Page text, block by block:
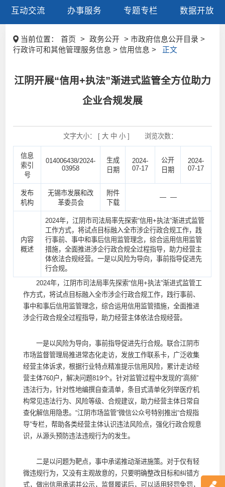
互动交流 办事服务 专题专栏 数据开放
当前位置： 首页 > 政务公开
> 市政府信息公开目录 >
行政许可和其他管理服务信息 > 信用信息 >
正文
江阴开展“信用+执法”渐进式监管全方位助力
企业合规发展
文字大小： [ 大 中 小] 浏览次数：
信息
索引
号
014006438/2024-
03958
生成
日期
2024-
07-17
公开
日期
2024-
07-17
发布
机构
无锡市发展和改
革委员会
附件
下载
— —
内容
概述
2024年，江阴市司法局率先探索“信用+执法”渐进式监管
工作方式，将试点目标融入全市涉企行政合规工作，践
行事前、事中和事后信用监管理念，综合运用信用监管
措施，全面推进涉企行政合规全过程指导，助力经营主
体依法合规经营。一是以风险为导向，事前指导促进先
行合规。
2024年，江阴市司法局率先探索“信用+执法”渐进式监管工
作方式，将试点目标融入全市涉企行政合规工作，践行事前、
事中和事后信用监管理念，综合运用信用监管措施，全面推进
涉企行政合规全过程指导，助力经营主体依法合规经营。
一是以风险为导向，事前指导促进先行合规。联合江阴市
市场监督管理局推进常态化走访，发放工作联系卡，广泛收集
经营主体诉求，根据行业特点精准提示信用风险，累计走访经
营主体760户，解决问题819个。针对监管过程中发现的“高频”
违法行为，针对性地编撰自查清单，条目式清单化列举医疗机
构常见违法行为、风险等级、合规建议，助力经营主体日常自
查化解信用隐患。“江阴市场监管”微信公众号特别推出“合规指
导”专栏，帮助各类经营主体认识违法风险点，强化行政合规意
识，从源头预防违法违规行为的发生。
二是以问题为靶点，事中承诺推动渐进施策。对于仅有轻
微违规行为，又没有主观故意的，只要明确整改目标和纠错方
式，做出信用承诺并公示，监督履诺后，可以适用轻罚免罚，